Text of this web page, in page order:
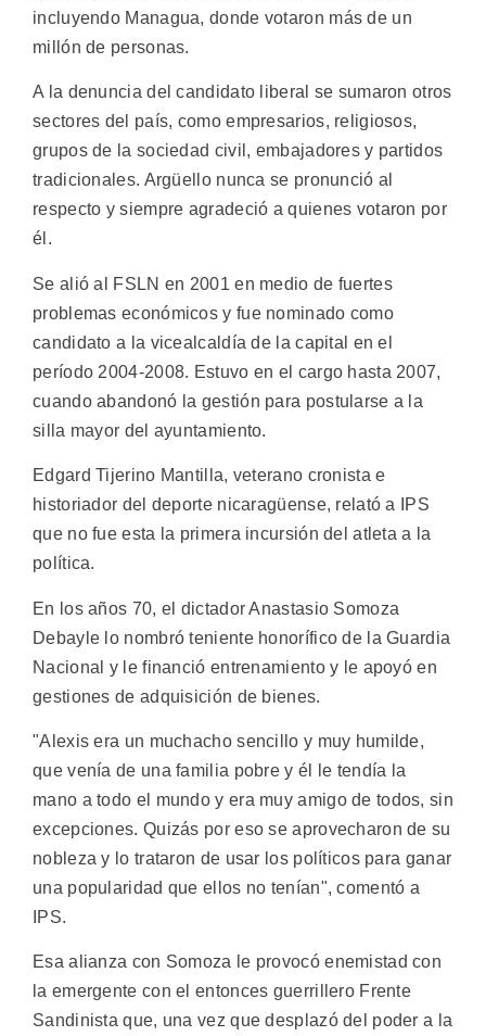
incluyendo Managua, donde votaron más de un
millón de personas.
A la denuncia del candidato liberal se sumaron otros
sectores del país, como empresarios, religiosos,
grupos de la sociedad civil, embajadores y partidos
tradicionales. Argüello nunca se pronunció al
respecto y siempre agradeció a quienes votaron por
él.
Se alió al FSLN en 2001 en medio de fuertes
problemas económicos y fue nominado como
candidato a la vicealcaldía de la capital en el
período 2004-2008. Estuvo en el cargo hasta 2007,
cuando abandonó la gestión para postularse a la
silla mayor del ayuntamiento.
Edgard Tijerino Mantilla, veterano cronista e
historiador del deporte nicaragüense, relató a IPS
que no fue esta la primera incursión del atleta a la
política.
En los años 70, el dictador Anastasio Somoza
Debayle lo nombró teniente honorífico de la Guardia
Nacional y le financió entrenamiento y le apoyó en
gestiones de adquisición de bienes.
"Alexis era un muchacho sencillo y muy humilde,
que venía de una familia pobre y él le tendía la
mano a todo el mundo y era muy amigo de todos, sin
excepciones. Quizás por eso se aprovecharon de su
nobleza y lo trataron de usar los políticos para ganar
una popularidad que ellos no tenían", comentó a
IPS.
Esa alianza con Somoza le provocó enemistad con
la emergente con el entonces guerrillero Frente
Sandinista que, una vez que desplazó del poder a la